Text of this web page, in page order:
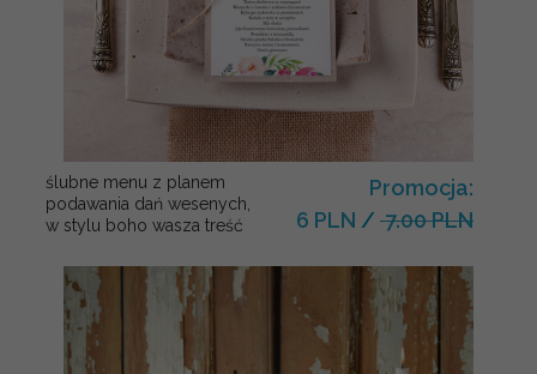
ślubne menu z planem
podawania dań wesenych,
w stylu boho wasza treść
Promocja:
6 PLN / 7.00 PLN